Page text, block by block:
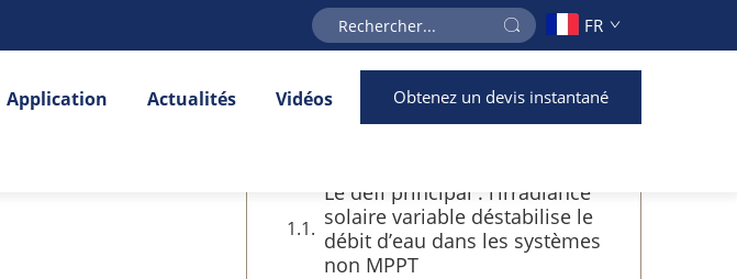
FR
Application Actualités Vidéos Obtenez un devis instantané
Table des matières
Comment la technologie MPPT
Le défi principal : l’irradiance
solaire variable déstabilise le
débit d’eau dans les systèmes
non MPPT